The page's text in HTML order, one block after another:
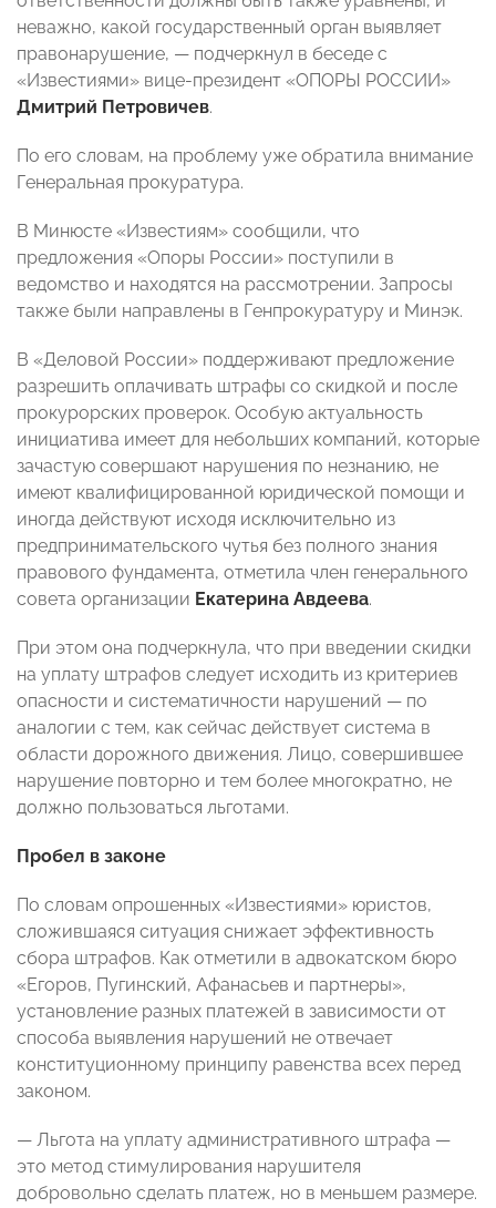
неважно, какой государственный орган выявляет
правонарушение, — подчеркнул в беседе с
«Известиями» вице-президент «ОПОРЫ РОССИИ»
Дмитрий Петровичев.
По его словам, на проблему уже обратила внимание
Генеральная прокуратура.
В Минюсте «Известиям» сообщили, что
предложения «Опоры России» поступили в
ведомство и находятся на рассмотрении. Запросы
также были направлены в Генпрокуратуру и Минэк.
В «Деловой России» поддерживают предложение
разрешить оплачивать штрафы со скидкой и после
прокурорских проверок. Особую актуальность
инициатива имеет для небольших компаний, которые
зачастую совершают нарушения по незнанию, не
имеют квалифицированной юридической помощи и
иногда действуют исходя исключительно из
предпринимательского чутья без полного знания
правового фундамента, отметила член генерального
совета организации Екатерина Авдеева.
При этом она подчеркнула, что при введении скидки
на уплату штрафов следует исходить из критериев
опасности и систематичности нарушений — по
аналогии с тем, как сейчас действует система в
области дорожного движения. Лицо, совершившее
нарушение повторно и тем более многократно, не
должно пользоваться льготами.
Пробел в законе
По словам опрошенных «Известиями» юристов,
сложившаяся ситуация снижает эффективность
сбора штрафов. Как отметили в адвокатском бюро
«Егоров, Пугинский, Афанасьев и партнеры»,
установление разных платежей в зависимости от
способа выявления нарушений не отвечает
конституционному принципу равенства всех перед
законом.
— Льгота на уплату административного штрафа —
это метод стимулирования нарушителя
добровольно сделать платеж, но в меньшем размере.